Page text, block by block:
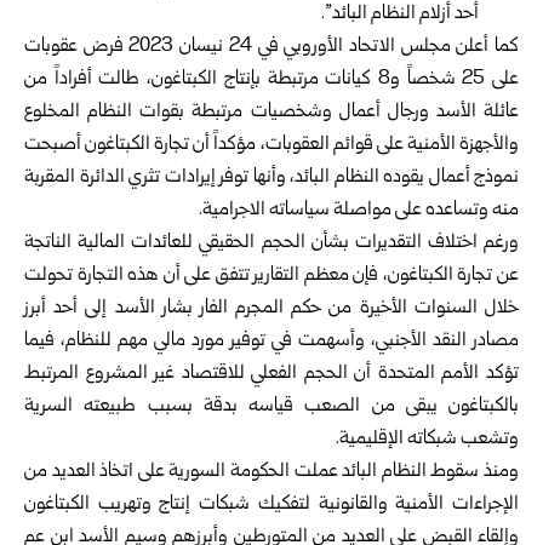
أحد أزلام النظام البائد‎”.
كما أعلن مجلس الاتحاد الأوروبي في 24 نيسان ‌‏2023 فرض عقوبات
على 25 شخصاً و8 كيانات ‏مرتبطة بإنتاج الكبتاغون، طالت أفراداً من
عائلة ‏الأسد ورجال أعمال وشخصيات مرتبطة بقوات ‏النظام المخلوع
والأجهزة الأمنية على قوائم ‏العقوبات، مؤكداً أن تجارة الكبتاغون أصبحت
‏نموذج أعمال يقوده النظام البائد، وأنها توفر إيرادات ‏تثري الدائرة المقربة
منه وتساعده على مواصلة ‏سياساته الاجرامية‎.‎
ورغم اختلاف التقديرات بشأن الحجم الحقيقي ‏للعائدات المالية الناتجة
عن تجارة الكبتاغون، فإن ‏معظم التقارير تتفق على أن هذه التجارة تحولت
‏خلال السنوات الأخيرة من حكم المجرم الفار بشار ‏الأسد إلى أحد أبرز
مصادر النقد الأجنبي، وأسهمت ‏في توفير مورد مالي مهم للنظام، فيما
تؤكد الأمم ‏المتحدة أن الحجم الفعلي للاقتصاد غير المشروع ‏المرتبط
بالكبتاغون يبقى من الصعب قياسه بدقة ‏بسبب طبيعته السرية
وتشعب شبكاته الإقليمية‎.‎
ومنذ سقوط النظام البائد عملت الحكومة السورية ‏على اتخاذ العديد من
الإجراءات الأمنية والقانونية ‏لتفكيك شبكات إنتاج وتهريب الكبتاغون
وإلقاء ‏القبض على العديد من المتورطين وأبرزهم وسيم ‏الأسد ابن عم